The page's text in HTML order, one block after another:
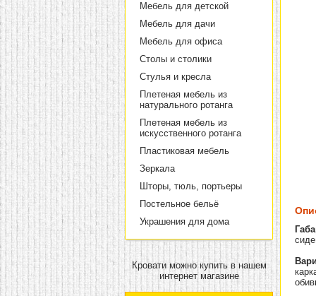
Мебель для детской
Мебель для дачи
Мебель для офиса
Столы и столики
Стулья и кресла
Плетеная мебель из
натурального ротанга
Плетеная мебель из
искусственного ротанга
Пластиковая мебель
Зеркала
Шторы, тюль, портьеры
Постельное бельё
Украшения для дома
Кровати можно купить в нашем
интернет магазине